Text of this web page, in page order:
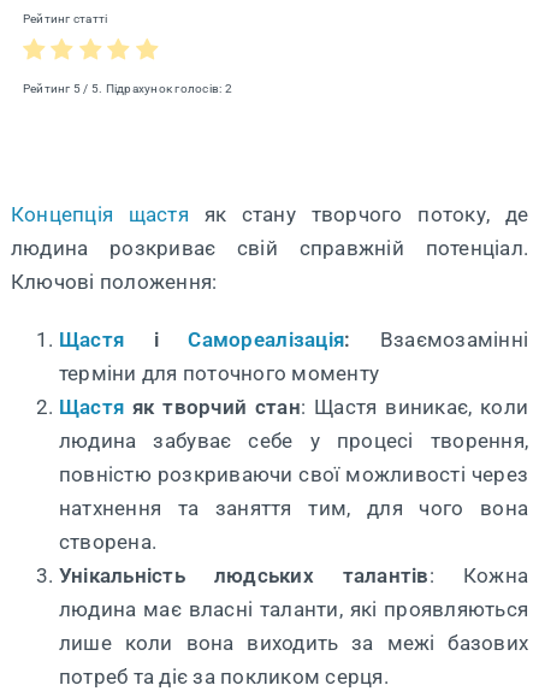
і
Самореалізацію
Рейтинг статті
Рейтинг 5 / 5. Підрахунок голосів: 2
Концепція щастя як стану творчого потоку, де
людина розкриває свій справжній потенціал.
Ключові положення:
Щастя іСамореалізація: Взаємозамінні
терміни для поточного моменту
Щастя як творчий стан: Щастя виникає, коли
людина забуває себе у процесі творення,
повністю розкриваючи свої можливості через
натхнення та заняття тим, для чого вона
створена.
Унікальність людських талантів: Кожна
людина має власні таланти, які проявляються
лише коли вона виходить за межі базових
потреб та діє за покликом серця.